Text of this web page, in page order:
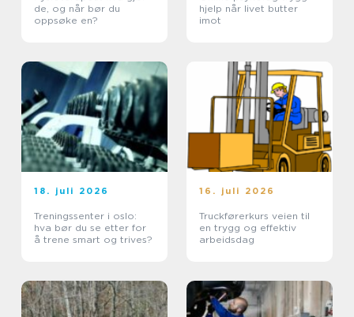
de, og når bør du
oppsøke en?
hjelp når livet butter
imot
18. juli 2026
Treningssenter i oslo:
hva bør du se etter for
å trene smart og trives?
16. juli 2026
Truckførerkurs veien til
en trygg og effektiv
arbeidsdag